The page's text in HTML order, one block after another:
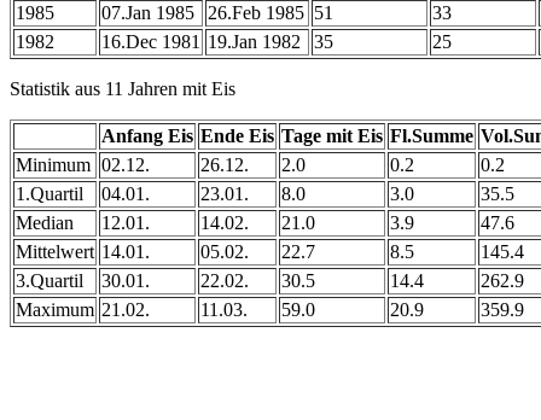
1985
07.Jan 1985 26.Feb 1985 51
33
1982
16.Dec 1981 19.Jan 1982 35 25
Statistik aus 11 Jahren mit Eis
Anfang Eis Ende Eis Tage mit Eis Fl.Summe
Minimum 02.12. 26.12. 2.0 0.2
0.2
1.Quartil
04.01. 23.01. 8.0 3.0
35.5
Median
12.01. 14.02. 21.0 3.9
47.6
Mittelwert 14.01. 05.02. 22.7 8.5
145.4
3.Quartil
30.01. 22.02. 30.5 14.4
262.9
Maximum 21.02. 11.03. 59.0 20.9 359.9